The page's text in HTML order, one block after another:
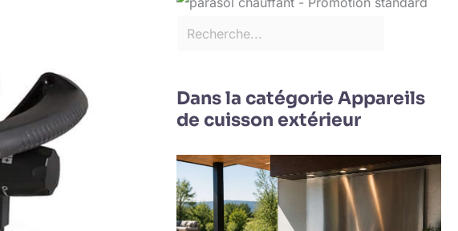
Dans la catégorie Appareils
de cuisson extérieur